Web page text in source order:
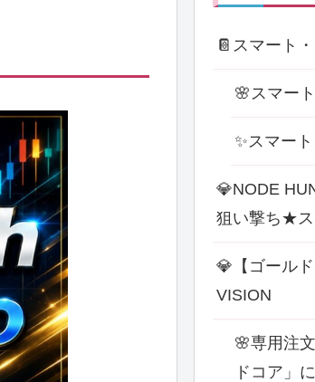
📔スマート
🌸スマー
✨スマー
💎NODE
狙い撃ち★
💎【ゴール
VISION
🌸専用注
ドコア」